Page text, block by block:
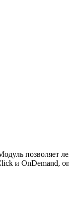
позволяет
и OnDemand,